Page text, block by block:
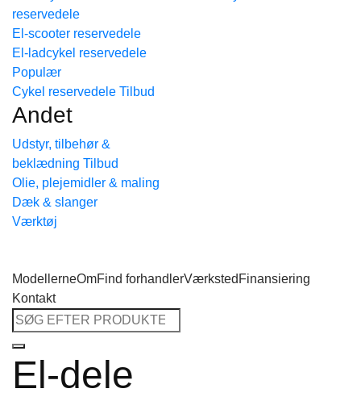
reservedele
El-scooter reservedele
El-ladcykel reservedele
Cykel reservedele
Andet
Udstyr, tilbehør &
beklædning
Olie, plejemidler & maling
Dæk & slanger
Værktøj
ModellerneOmFind forhandlerVærksted Finansiering
Kontakt
Søg
efter:
El-dele